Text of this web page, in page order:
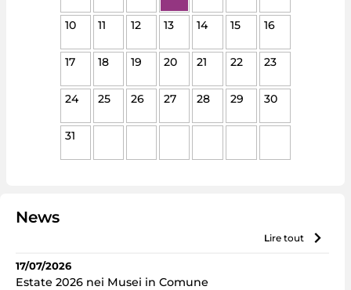
10 11 12 13 14 15 16
17 18 19 20 21 22 23
24 25 26 27 28 29 30
31
News
lire tout
17/07/2026
Estate 2026 nei Musei in Comune